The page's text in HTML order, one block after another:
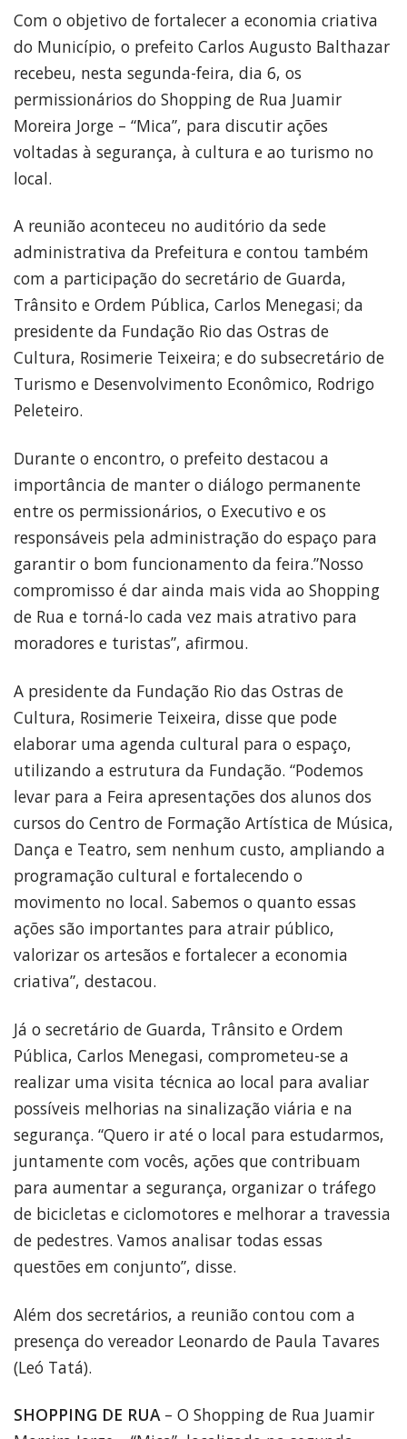
Com o objetivo de fortalecer a economia criativa
do Município, o prefeito Carlos Augusto Balthazar
recebeu, nesta segunda-feira, dia 6, os
permissionários do Shopping de Rua Juamir
Moreira Jorge – “Mica”, para discutir ações
voltadas à segurança, à cultura e ao turismo no
local.
A reunião aconteceu no auditório da sede
administrativa da Prefeitura e contou também
com a participação do secretário de Guarda,
Trânsito e Ordem Pública, Carlos Menegasi; da
presidente da Fundação Rio das Ostras de
Cultura, Rosimerie Teixeira; e do subsecretário de
Turismo e Desenvolvimento Econômico, Rodrigo
Peleteiro.
Durante o encontro, o prefeito destacou a
importância de manter o diálogo permanente
entre os permissionários, o Executivo e os
responsáveis pela administração do espaço para
garantir o bom funcionamento da feira.”Nosso
compromisso é dar ainda mais vida ao Shopping
de Rua e torná-lo cada vez mais atrativo para
moradores e turistas”, afirmou.
A presidente da Fundação Rio das Ostras de
Cultura, Rosimerie Teixeira, disse que pode
elaborar uma agenda cultural para o espaço,
utilizando a estrutura da Fundação. “Podemos
levar para a Feira apresentações dos alunos dos
cursos do Centro de Formação Artística de Música,
Dança e Teatro, sem nenhum custo, ampliando a
programação cultural e fortalecendo o
movimento no local. Sabemos o quanto essas
ações são importantes para atrair público,
valorizar os artesãos e fortalecer a economia
criativa”, destacou.
Já o secretário de Guarda, Trânsito e Ordem
Pública, Carlos Menegasi, comprometeu-se a
realizar uma visita técnica ao local para avaliar
possíveis melhorias na sinalização viária e na
segurança. “Quero ir até o local para estudarmos,
juntamente com vocês, ações que contribuam
para aumentar a segurança, organizar o tráfego
de bicicletas e ciclomotores e melhorar a travessia
de pedestres. Vamos analisar todas essas
questões em conjunto”, disse.
Além dos secretários, a reunião contou com a
presença do vereador Leonardo de Paula Tavares
(Leó Tatá).
SHOPPING DE RUA – O Shopping de Rua Juamir